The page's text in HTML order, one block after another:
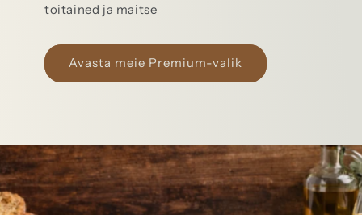
toitained ja maitse
Avasta meie Premium-valik